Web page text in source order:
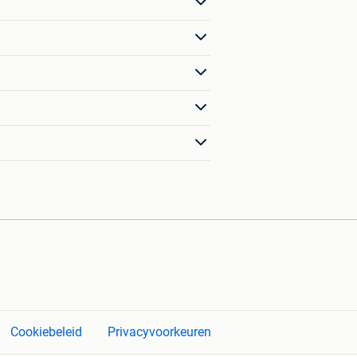
Cookiebeleid Privacyvoorkeuren